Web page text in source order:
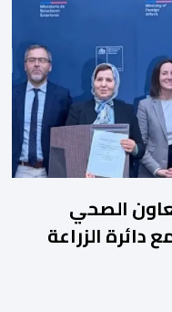
للمنظمين، تقترح هذه
الجلالة الملك محمد
[…]
الصحي
دائرة الزراعة